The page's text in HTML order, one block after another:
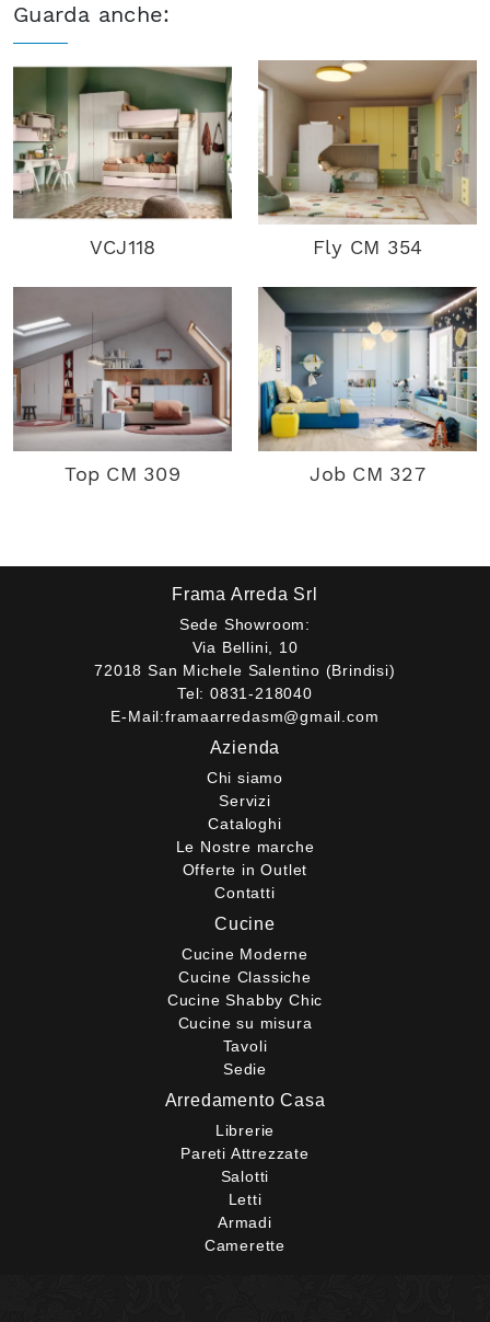
Guarda anche:
VCJ118 Fly CM 354
Top CM 309 Job CM 327
Frama Arreda Srl
Sede Showroom:
Via Bellini, 10
72018 San Michele Salentino (Brindisi)
Tel: 0831-218040
E-Mail:framaarredasm@gmail.com
Azienda
Chi siamo
Servizi
Cataloghi
Le Nostre marche
Offerte in Outlet
Contatti
Cucine
Cucine Moderne
Cucine Classiche
Cucine Shabby Chic
Cucine su misura
Tavoli
Sedie
Arredamento Casa
Librerie
Pareti Attrezzate
Salotti
Letti
Armadi
Camerette